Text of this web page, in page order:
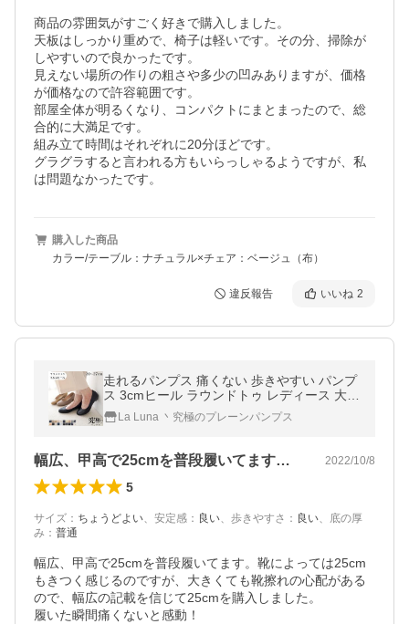
商品の雰囲気がすごく好きで購入しました。
天板はしっかり重めで、椅子は軽いです。その分、掃除が
しやすいので良かったです。
見えない場所の作りの粗さや多少の凹みありますが、価格
が価格なので許容範囲です。
部屋全体が明るくなり、コンパクトにまとまったので、総
合的に大満足です。
組み立て時間はそれぞれに20分ほどです。
グラグラすると言われる方もいらっしゃるようですが、私
は問題なかったです。
購入した商品
カラー/テーブル：ナチュラル×チェア：ベージュ（布）
違反報告 いいね 2
走れるパンプス 痛くない 歩きやすい パンプ
ス 3cmヒール ラウンドトゥ レディース 大き
いサイズ ローヒール 外反母趾気味 幅広 アレ
ッタ 送料無料 26秋冬新色
La Luna 丶究極のプレーンパンプス
幅広、甲高で25cmを普段履いてます。… 2022/10/8
5
サイズ ： ちょうどよい、 安定感 ： 良い、 歩きやすさ ： 良い、 底の厚
み ： 普通
幅広、甲高で25cmを普段履いてます。靴によっては25cm
もきつく感じるのですが、大きくても靴擦れの心配がある
ので、幅広の記載を信じて25cmを購入しました。
履いた瞬間痛くないと感動！